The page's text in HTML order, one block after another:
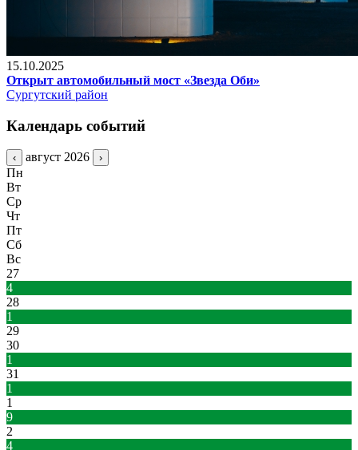
15.10.2025
Открыт автомобильный мост «Звезда Оби»
Сургутский район
Календарь событий
‹ август 2026 ›
Пн
Вт
Ср
Чт
Пт
Сб
Вс
27
4
28
1
29
30
1
31
1
1
9
2
4